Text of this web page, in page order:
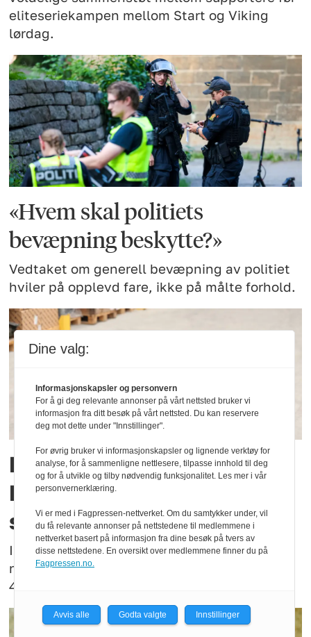
eliteseriekampen mellom Start og Viking
lørdag.
«Hvem skal politiets
bevæpning beskytte?»
Vedtaket om generell bevæpning av politiet
hviler på opplevd fare, ikke på målte forhold.
En tredjedels nedgang: -
Fører til mer narkotika i
samfunnet
I 2013 var det 63 ekvipasjer med
narkotikasøkshunder i Norge. I dag antallet
40.
Dine valg:
Informasjonskapsler og personvern
For å gi deg relevante annonser på vårt nettsted bruker vi
informasjon fra ditt besøk på vårt nettsted. Du kan reservere
deg mot dette under "Innstillinger".
For øvrig bruker vi informasjonskapsler og lignende verktøy for
analyse, for å sammenligne nettlesere, tilpasse innhold til deg
og for å utvikle og tilby nødvendig funksjonalitet. Les mer i vår
personvernerklæring.
Vi er med i Fagpressen-nettverket. Om du samtykker under, vil
du få relevante annonser på nettstedene til medlemmene i
nettverket basert på informasjon fra dine besøk på tvers av
disse nettstedene. En oversikt over medlemmene finner du på
Fagpressen.no.
Avvis alle Godta valgte Innstillinger